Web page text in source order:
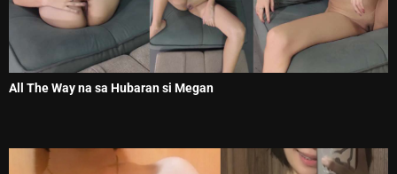
All The Way na sa Hubaran si Megan